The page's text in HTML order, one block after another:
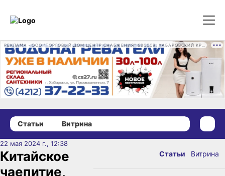
Статьи Витрина
22 мая 2024 г., 12:38
Китайское
чаепитие,
Статьи Витрина